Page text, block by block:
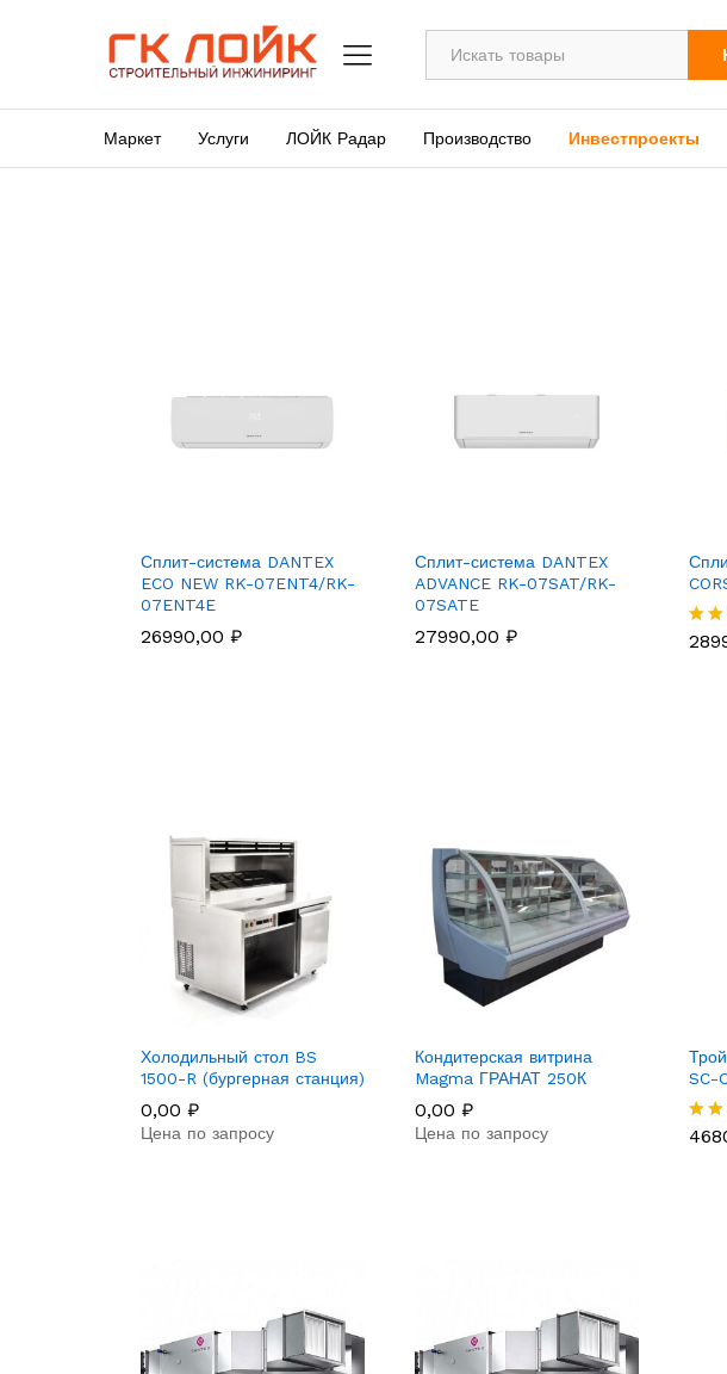
Все
Маркет Услуги ЛОЙК Радар Производство Инвестпроекты
Сплит-система DANTEX
ECO NEW RK-07ENT4/RK-
07ENT4E
26990,00 ₽
Сплит-система DANTEX
ADVANCE RK-07SAT/RK-
07SATE
27990,00 ₽
Холодильный стол BS
1500-R (бургерная станция)
0,00 ₽
Цена по запросу
Кондитерская витрина
Magma ГРАНАТ 250К
0,00 ₽
Цена по запросу
SC-